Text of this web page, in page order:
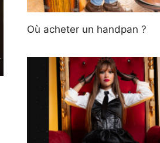
Où acheter un handpan ?